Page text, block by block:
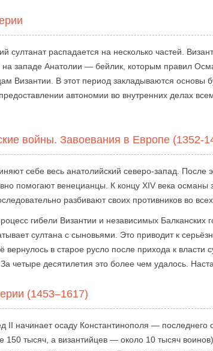
султанат распадается на несколько частей.
западе Анатолии — бейлик, которым правил
Византии. В этот период закладываются основы
автономии во внутренних делах
войны. Завоевания в Европе (1352-
себе весь анатолийский северо-запад. После
помогают венецианцы. К концу XIV века
разбивают своих противников во
гибели Византии и независимых
султана с сыновьями. Это приводит к
вернулось в старое русло после прихода к
четыре десятилетия это более чем удалось.
(1453–1617)
начинает осаду Константинополя — последнего
150 тысяч, а византийцев — около 10 тысяч